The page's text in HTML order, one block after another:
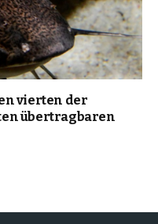
vierten der
übertragbaren